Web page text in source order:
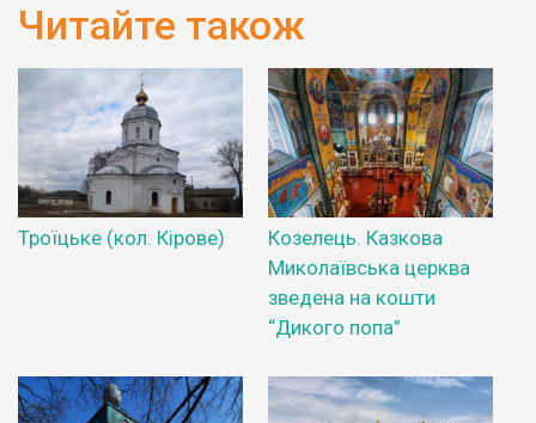
Читайте також
Троїцьке (кол. Кірове)
Козелець. Казкова
Миколаївська церква
зведена на кошти
“Дикого попа”